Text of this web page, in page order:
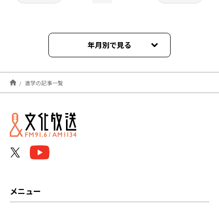
年月別で見る
2026年08月
2026年07月
2026年06月
進学の記事一覧
メニュー